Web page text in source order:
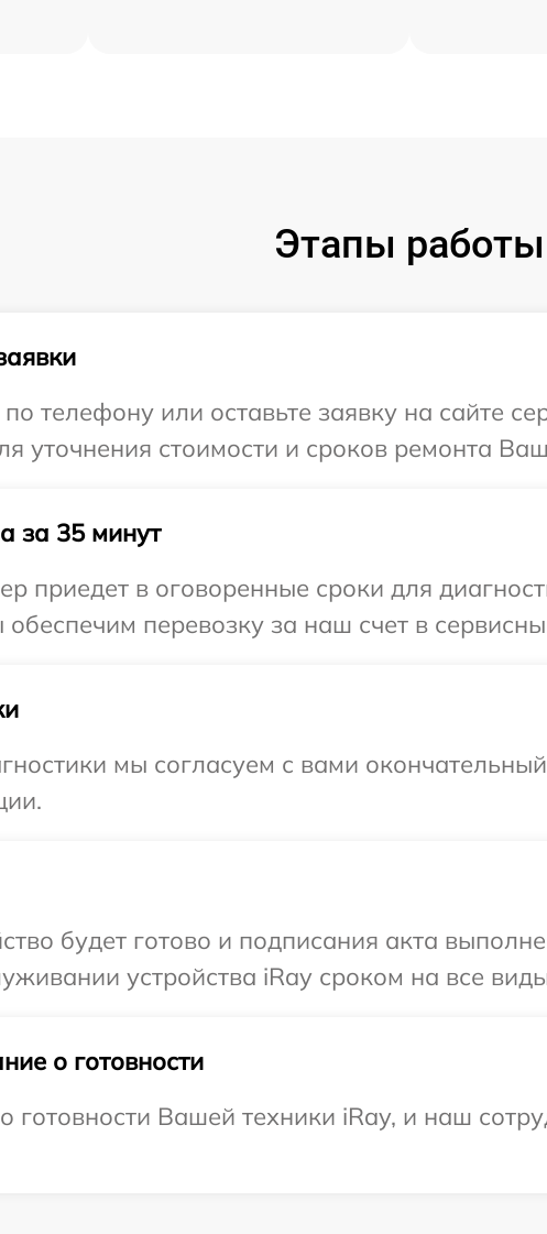
Этапы работы
телефону или оставьте заявку на сайте
уточнения стоимости и сроков ремонта
за 35 минут
приедет в оговоренные сроки для
перевозку за наш счет в
мы согласуем с вами
будет готово и подписания акта
устройства iRay сроком на все
о готовности
Вашей техники iRay, и наш